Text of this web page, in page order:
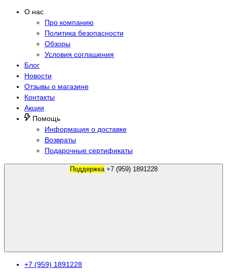
О нас
Про компанию
Политика безопасности
Обзоры
Условия соглашения
Блог
Новости
Отзывы о магазине
Контакты
Акции
Помощь
Информация о доставке
Возвраты
Подарочные сертификаты
Поддержка +7 (959) 1891228
+7 (959) 1891228